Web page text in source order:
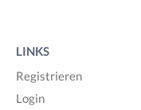
LINKS
Registrieren
Login